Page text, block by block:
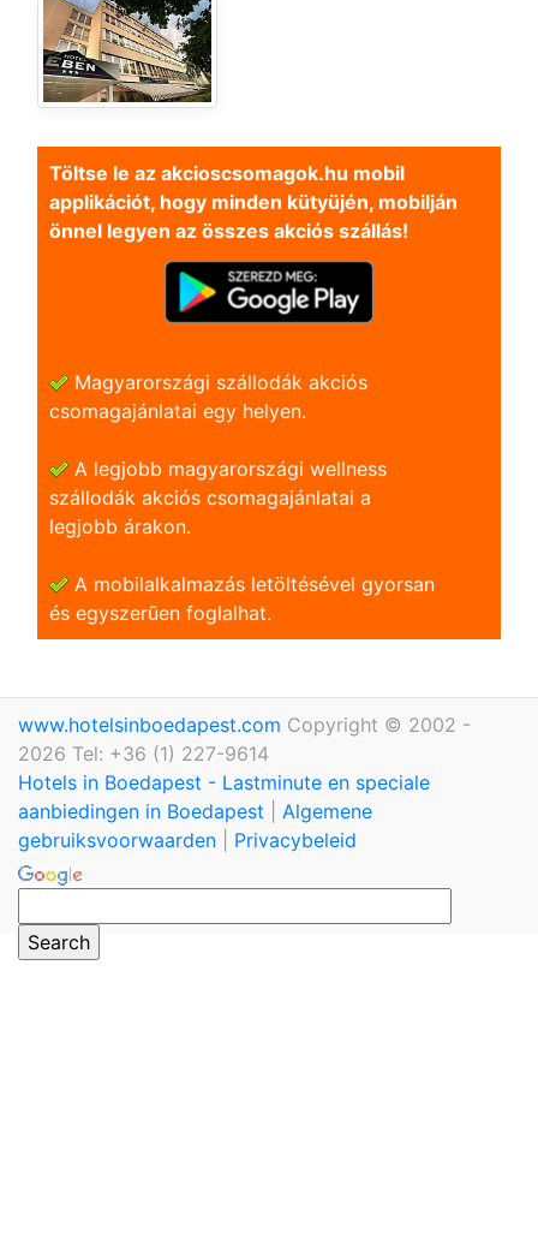
Töltse le az akcioscsomagok.hu mobil
applikációt, hogy minden kütyüjén, mobilján
önnel legyen az összes akciós szállás!
Magyarországi szállodák akciós
csomagajánlatai egy helyen.
A legjobb magyarországi wellness
szállodák akciós csomagajánlatai a
legjobb árakon.
A mobilalkalmazás letöltésével gyorsan
és egyszerũen foglalhat.
www.hotelsinboedapest.com Copyright © 2002 -
2026 Tel: +36 (1) 227-9614
Hotels in Boedapest - Lastminute en speciale
aanbiedingen in Boedapest
Algemene
gebruiksvoorwaarden
Privacybeleid